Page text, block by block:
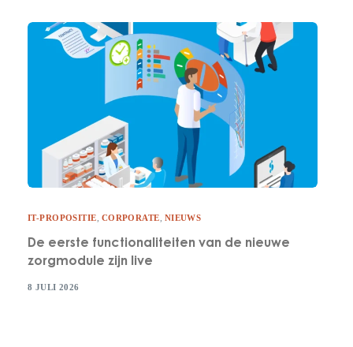
IT-PROPOSITIE CORPORATE NIEUWS
De eerste functionaliteiten van de nieuwe
zorgmodule zijn live
8 JULI 2026